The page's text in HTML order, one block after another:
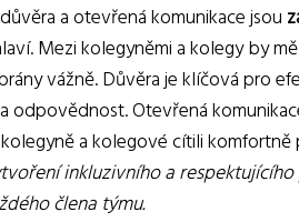
a otevřená komunikace jsou
Mezi kolegyněmi a kolegy by
vážně. Důvěra je klíčová pro
odpovědnost. Otevřená
a kolegové cítili
inkluzivního a
člena týmu.